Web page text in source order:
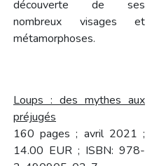
découverte de ses
nombreux visages et
métamorphoses.
Loups : des mythes aux
préjugés
160 pages ; avril 2021 ;
14.00 EUR ; ISBN: 978-